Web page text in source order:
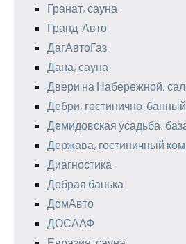
Гранат, сауна
Гранд-Авто
ДагАвтоГаз
Дана, сауна
Двери на Набережной,
Дебри, гостинично-
Демидовская усадьба,
Держава, гостиничный
Диагностика
Добрая банька
ДомАвто
ДОСААФ